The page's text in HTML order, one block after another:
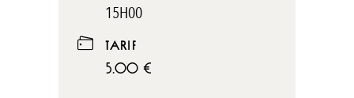
15H00
TARIF
5.00 €